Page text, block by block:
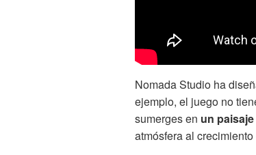
Nomada Studio ha
ejemplo, el juego no
sumerges en un
atmósfera al